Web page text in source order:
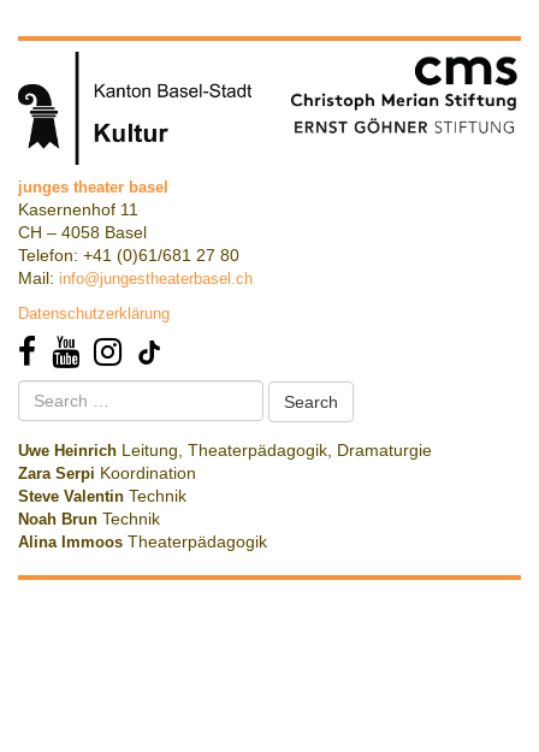
junges theater basel
Kasernenhof 11
CH – 4058 Basel
Telefon: +41 (0)61/681 27 80
Mail: info@jungestheaterbasel.ch
Datenschutzerklärung
Search
for:
Uwe Heinrich Leitung, Theaterpädagogik, Dramaturgie
Zara Serpi Koordination
Steve Valentin Technik
Noah Brun Technik
Alina Immoos Theaterpädagogik